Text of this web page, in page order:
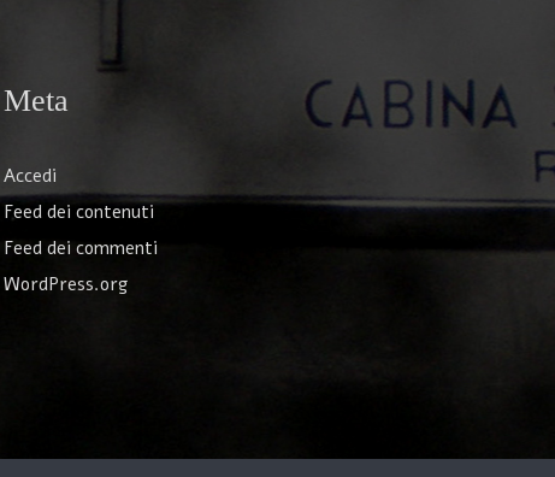
Meta
Accedi
Feed dei contenuti
Feed dei commenti
WordPress.org